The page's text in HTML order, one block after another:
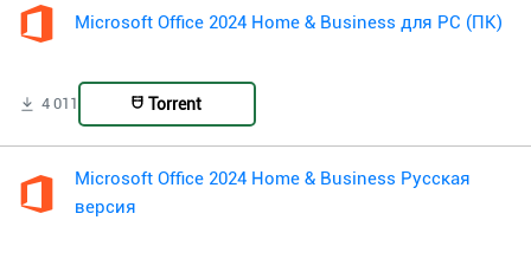
Microsoft Office 2024 Home & Business для PC (ПК)
4 011 Torrent
Microsoft Office 2024 Home & Business Русская
версия